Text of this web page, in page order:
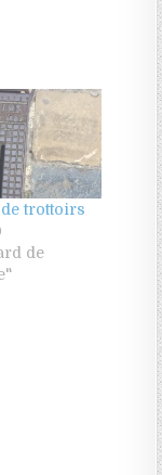
trottoirs
de